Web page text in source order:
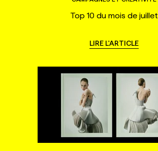
Top 10 du mois de juillet
LIRE L'ARTICLE